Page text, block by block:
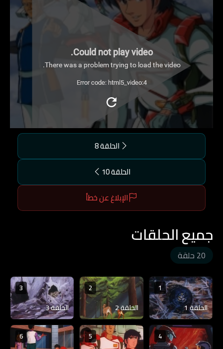
Could not play video.
There was a problem trying to load the video.
Error code: html5_video:4
الحلقة 8
الحلقة 10
الإبلاغ عن خطأ
جميع الحلقات
20 حلقة
1
الحلقة 1
2
الحلقة 2
3
الحلقة 3
4
5
6